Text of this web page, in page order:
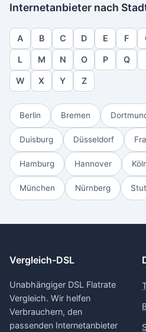
Internetanbieter nach
A B C D E F
L M N O P Q
W X Y Z
Berlin Bremen
Duisburg Düsseldorf
Hamburg Hannover
München Nürnberg
Vergleich-DSL
Unabhängiger DSL Flatrate
Vergleich. Wir helfen
Verbrauchern, den
passenden Internetanbieter